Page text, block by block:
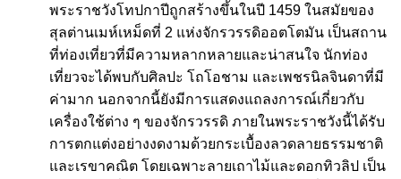
พระราชวังโทปกาปีถูกสร้างขึ้นในปี 1459 ในสมัยของ
สุลต่านเมห์เหม็ดที่ 2 แห่งจักรวรรดิออตโตมัน เป็นสถาน
ที่ท่องเที่ยวที่มีความหลากหลายและน่าสนใจ นักท่อง
เที่ยวจะได้พบกับศิลปะ โถโอชาม และเพชรนิลจินดาที่มี
ค่ามาก นอกจากนี้ยังมีการแสดงแถลงการณ์เกี่ยวกับ
เครื่องใช้ต่าง ๆ ของจักรวรรดิ ภายในพระราชวังนี้ได้รับ
การตกแต่งอย่างงดงามด้วยกระเบื้องลวดลายธรรมชาติ
และเรขาคณิต โดยเฉพาะลายเถาไม้และดอกทิวลิป เป็น